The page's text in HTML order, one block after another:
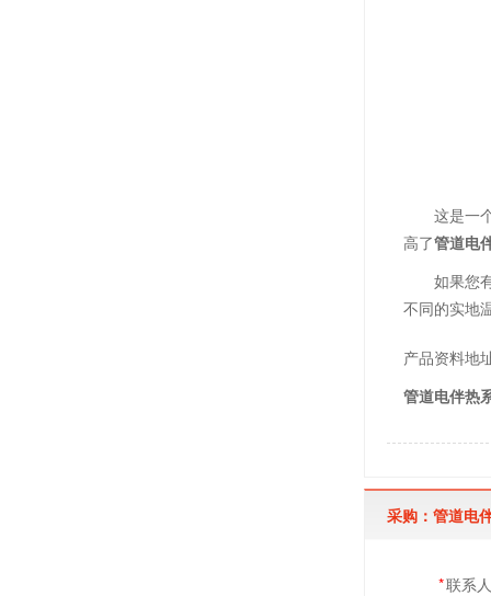
这是一
高了管道电
如果您
不同的实地
产品资料地
管道电伴热
采购：管道电
*联系